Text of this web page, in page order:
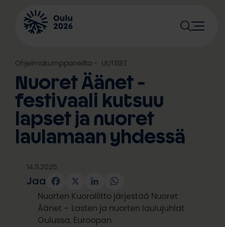
sisältöön
Ohjelmakumppaneilta UUTISET
Nuoret Äänet -
festivaali kutsuu
lapset ja nuoret
laulamaan yhdessä
14.11.2025
Jaa Facebook
X LinkedInWhatsApp
Nuorten Kuoroliitto järjestää Nuoret
Äänet – Lasten ja nuorten laulujuhlat
Oulussa, Euroopan